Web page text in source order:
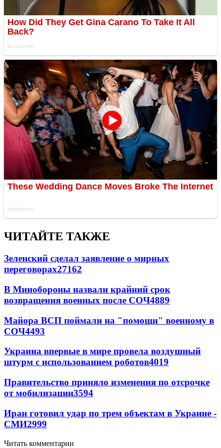
ЧИТАЙТЕ ТАКЖЕ
Зеленский сделал заявление о мирных
переговорах27162
В Минобороны назвали крайний срок
возвращения военных после СОЧ4889
Майора ВСП поймали на "помощи" военному в
СОЧ4493
Украина впервые в мире провела воздушный
штурм с использованием роботов4019
Правительство приняло изменения по отсрочке
от мобилизации3594
Иран готовил удар по трем объектам в Украине -
СМИ2999
Читать комментарии